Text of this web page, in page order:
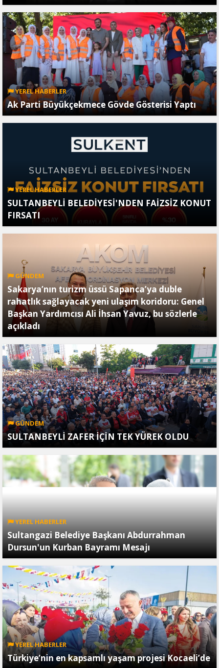
YEREL HABERLER
Ak Parti Büyükçekmece Gövde Gösterisi Yaptı
YEREL HABERLER
SULTANBEYLİ BELEDİYESİ'NDEN FAİZSİZ KONUT
FIRSATI
GÜNDEM
Sakarya’nın turizm üssü Sapanca’ya duble
rahatlık sağlayacak yeni ulaşım koridoru: Genel
Başkan Yardımcısı Ali İhsan Yavuz, bu sözlerle
açıkladı
GÜNDEM
SULTANBEYLİ ZAFER İÇİN TEK YÜREK OLDU
YEREL HABERLER
Sultangazi Belediye Başkanı Abdurrahman
Dursun'un Kurban Bayramı Mesajı
YEREL HABERLER
Türkiye’nin en kapsamlı yaşam projesi Kocaeli’de